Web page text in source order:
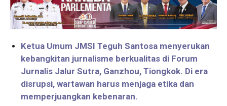
Ketua Umum JMSI Teguh Santosa menyerukan
kebangkitan jurnalisme berkualitas di Forum
Jurnalis Jalur Sutra, Ganzhou, Tiongkok. Di era
disrupsi, wartawan harus menjaga etika dan
memperjuangkan kebenaran.